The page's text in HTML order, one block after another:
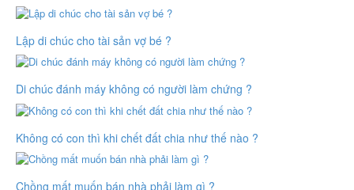
Lập di chúc cho tài sản vợ bé ?
Di chúc đánh máy không có người làm chứng ?
Không có con thì khi chết đất chia như thế nào ?
Chồng mất muốn bán nhà phải làm gì ?